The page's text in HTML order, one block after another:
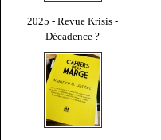
2025 - Revue Krisis -
Décadence ?